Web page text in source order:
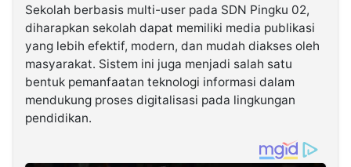
Sekolah berbasis multi-user pada SDN Pingku 02,
diharapkan sekolah dapat memiliki media publikasi
yang lebih efektif, modern, dan mudah diakses oleh
masyarakat. Sistem ini juga menjadi salah satu
bentuk pemanfaatan teknologi informasi dalam
mendukung proses digitalisasi pada lingkungan
pendidikan.